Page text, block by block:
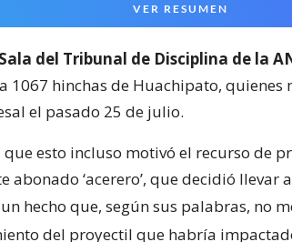
VER RESUMEN
del Tribunal de Disciplina de la
1067 hinchas de Huachipato,
el pasado 25 de julio.
que esto incluso motivó el recurso de
abonado ‘acerero’, que decidió
hecho que, según sus palabras, no
del proyectil que habría